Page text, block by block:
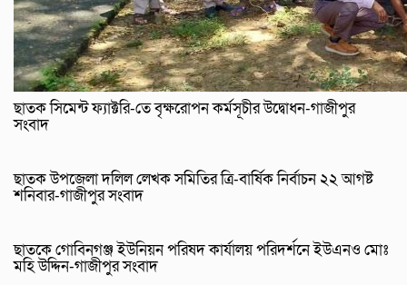
ছাতক সিমেন্ট ফ্যাক্টরি-তে বৃক্ষরোপন কর্মসূচীর উদ্বোধন-গাজীপুর
সংবাদ
ছাতক উপজেলা দলিল লেখক সমিতির ত্রি-বার্ষিক নির্বাচন ২২ আগষ্ট
শনিবার-গাজীপুর সংবাদ
ছাতকে গোবিনগঞ্জ ইউনিয়ন পরিষদ কার্যালয় পরিদর্শনে ইউএনও মোঃ
মহি উদ্দিন-গাজীপুর সংবাদ